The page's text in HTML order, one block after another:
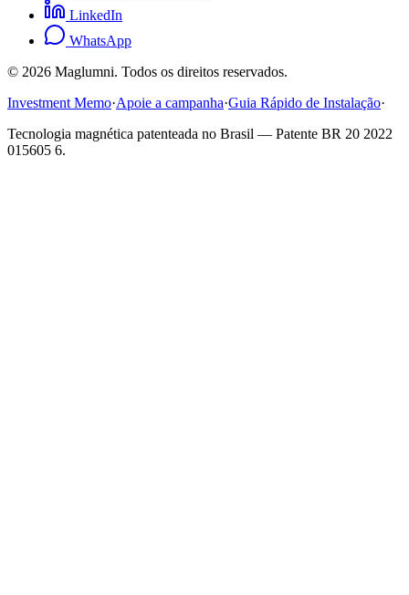
LinkedIn
WhatsApp
© 2026 Maglumni. Todos os direitos reservados.
Investment Memo·Apoie a campanha·Guia Rápido de Instalação·
Tecnologia magnética patenteada no Brasil — Patente BR 20 2022
015605 6.